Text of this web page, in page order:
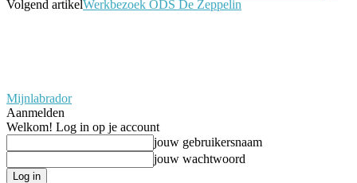
Volgend artikelWerkbezoek ODS De Zeppelin
Mijnlabrador
Aanmelden
Welkom! Log in op je account
jouw gebruikersnaam
jouw wachtwoord